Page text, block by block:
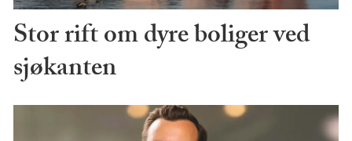
Stor rift om dyre boliger ved
sjøkanten